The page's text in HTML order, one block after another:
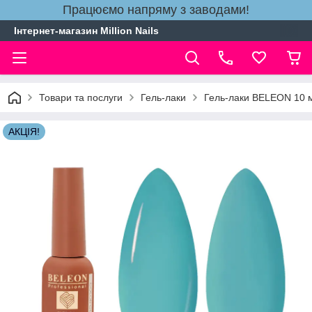
Працюємо напряму з заводами!
Інтернет-магазин Million Nails
Товари та послуги Гель-лаки Гель-лаки BELEON
АКЦІЯ!